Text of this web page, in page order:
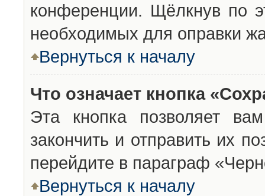
конференции. Щёлкнув по
необходимых для оправки
Вернуться к началу
Что означает кнопка
Эта кнопка позволяет
закончить и отправить их
перейдите в параграф
Вернуться к началу